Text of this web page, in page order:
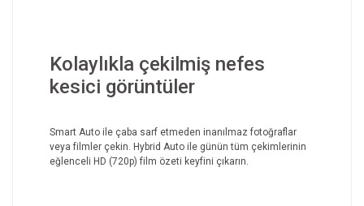
Kolaylıkla çekilmiş nefes
kesici görüntüler
Smart Auto ile çaba sarf etmeden inanılmaz fotoğraflar
veya filmler çekin. Hybrid Auto ile günün tüm çekimlerinin
eğlenceli HD (720p) film özeti keyfini çıkarın.